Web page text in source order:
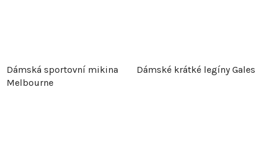
Dámská sportovní mikina
Melbourne
Dámské krátké legíny Gales